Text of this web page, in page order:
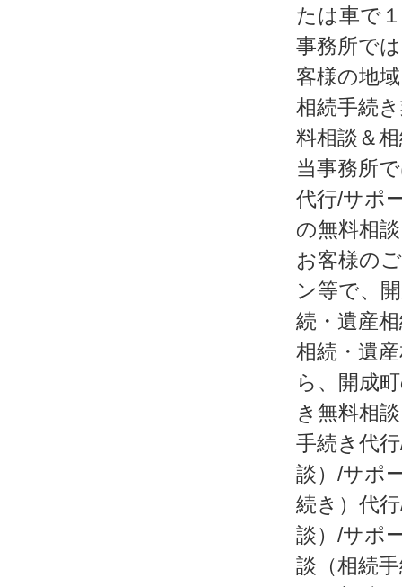
たは車で
事務所で
客様の地
相続手続
料相談＆
当事務所
代行/サポ
の無料相
お客様の
ン等で、
続・遺産
相続・遺
ら、開成
き無料相
手続き代
談）/サポ
続き）代
談）/サポ
談（相続